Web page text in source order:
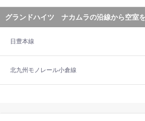
グランドハイツ ナカムラの沿線から空室
日豊本線
北九州モノレール小倉線